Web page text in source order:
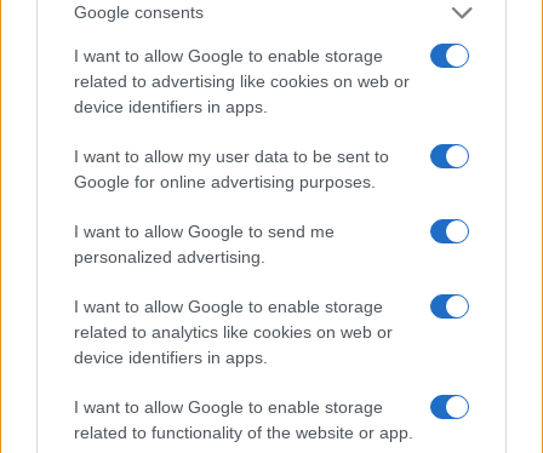
Google consents
I want to allow Google to enable storage
related to advertising like cookies on web or
device identifiers in apps.
I want to allow my user data to be sent to
Google for online advertising purposes.
I want to allow Google to send me
personalized advertising.
I want to allow Google to enable storage
related to analytics like cookies on web or
device identifiers in apps.
I want to allow Google to enable storage
related to functionality of the website or app.
Cómo elegir, conservar y cocinar pescados y
mariscos de forma segura
PESCADOS Y MARISCOS